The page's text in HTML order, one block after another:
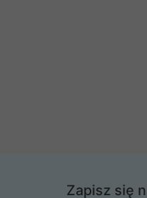
Zapisz się